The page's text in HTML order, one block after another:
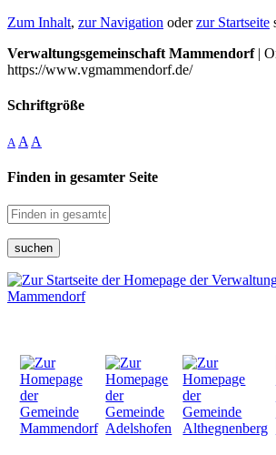
Zum Inhalt, zur Navigation oderzur Startseite
Verwaltungsgemeinschaft Mammendorf|
https://www.vgmammendorf.de/
Schriftgröße
A A A
Finden in gesamter Seite
suchen